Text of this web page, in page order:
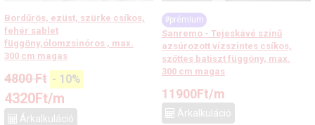
Bordűrös, ezüst, szürke csíkos,
fehér sablet
függöny,ólomzsinóros , max.
300 cm magas
4800Ft - 10%
4320Ft/m
Árkalkuláció
#prémium
Sanremo - Tejeskávé színű
azsúrozott vízszintes csíkos,
szőttes batiszt függöny, max.
300 cm magas
11900Ft/m
Árkalkuláció